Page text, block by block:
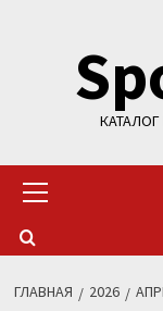
содержимому
меню
ГЛАВНАЯ 2026